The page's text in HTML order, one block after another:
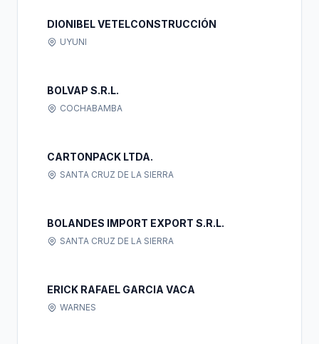
DIONIBEL VETELCONSTRUCCIÓN
UYUNI
BOLVAP S.R.L.
COCHABAMBA
CARTONPACK LTDA.
SANTA CRUZ DE LA SIERRA
BOLANDES IMPORT EXPORT S.R.L.
SANTA CRUZ DE LA SIERRA
ERICK RAFAEL GARCIA VACA
WARNES